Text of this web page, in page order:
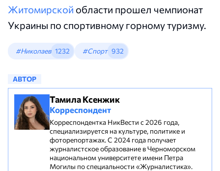
Житомирской области прошел чемпионат
Украины по спортивному горному туризму.
#Николаев 1232 #Спорт 932
АВТОР
Тамила Ксенжик
Корреспондент
Корреспондентка НикВести с 2026 года,
специализируется на культуре, политике и
фоторепортажах. С 2024 года получает
журналистское образование в Черноморском
национальном университете имени Петра
Могилы по специальности «Журналистика».